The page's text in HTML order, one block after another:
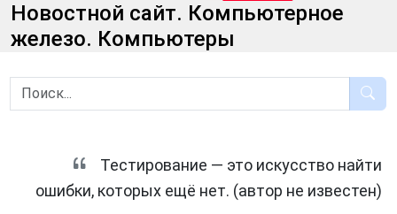
Новостной сайт. Компьютерное
железо. Компьютеры
Тестирование — это искусство найти
ошибки, которых ещё нет. (автор не известен)